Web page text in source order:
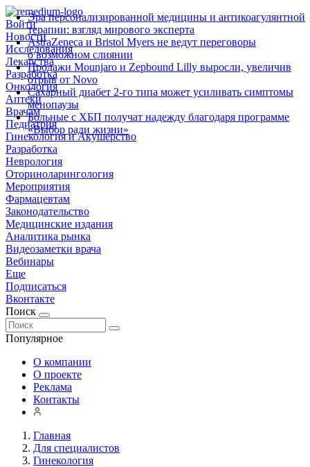
Войти
Новости
Исследования
Лекарства
Разработка
Онкология
Аптеки
Врачам
Педиатрия
Гинекология и Акушерство
Разработка
Неврология
Оториноларингология
Мероприятия
Фармацевтам
Законодательство
Медицинские издания
Аналитика рынка
Видеозаметки врача
Вебинары
Еще
Подписаться
Вконтакте
Поиск
Популярное
Эра персонализированной медицины и антикоагулянтной
терапии: взгляд мирового эксперта
AstraZeneca и Bristol Myers не ведут переговоры
о возможном слиянии
Продажи Mounjaro и Zepbound Lilly выросли, увеличив
отрыв от Novo
Сахарный диабет 2‑го типа может усиливать симптомы
менопаузы
Больные с ХБП получат надежду благодаря программе
«Выбор ради жизни»
О компании
О проекте
Реклама
Контакты
Главная
Для специалистов
Гинекология